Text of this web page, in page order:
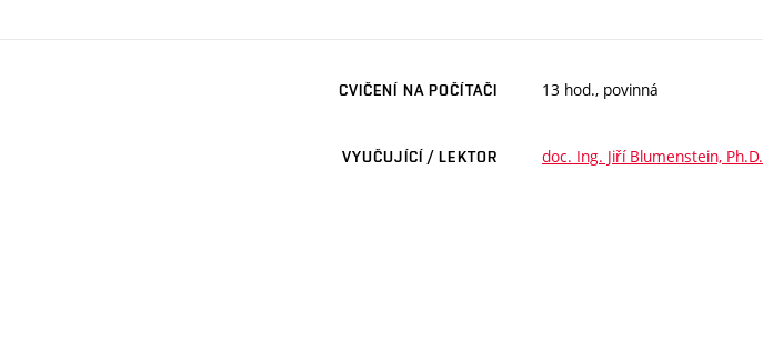
CVIČENÍ NA POČÍTAČI 13 hod., povinná
VYUČUJÍCÍ / LEKTOR doc. Ing. Jiří Blumenstein, Ph.D.